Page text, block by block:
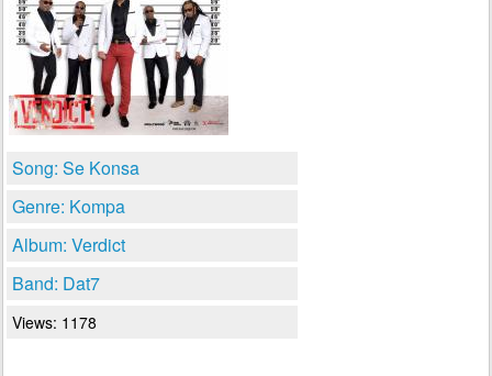
Song: Se Konsa
Genre: Kompa
Album: Verdict
Band: Dat7
Views: 1178